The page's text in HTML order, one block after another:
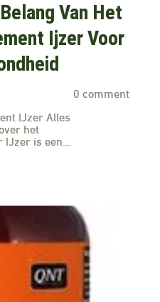
Van Het
Ijzer Voor
0 comment
IJzer Alles
het
is een…